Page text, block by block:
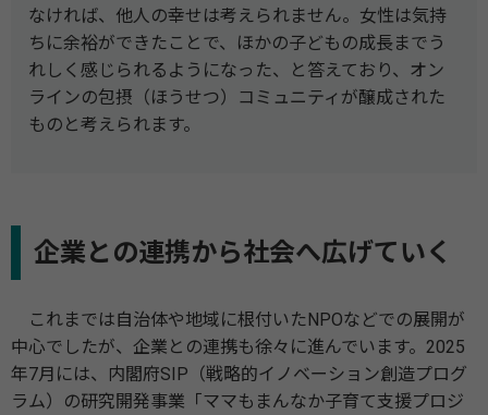
なければ、他人の幸せは考えられません。女性は気持
ちに余裕ができたことで、ほかの子どもの成長までう
れしく感じられるようになった、と答えており、オン
ラインの包摂（ほうせつ）コミュニティが醸成された
ものと考えられます。
企業との連携から社会へ広げていく
これまでは自治体や地域に根付いたNPOなどでの展開が
中心でしたが、企業との連携も徐々に進んでいます。2025
年7月には、内閣府SIP（戦略的イノベーション創造プログ
ラム）の研究開発事業「ママもまんなか子育て支援プロジ